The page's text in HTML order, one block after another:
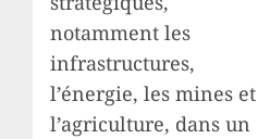
notamment les
infrastructures,
l’énergie, les mines et
l’agriculture, dans un